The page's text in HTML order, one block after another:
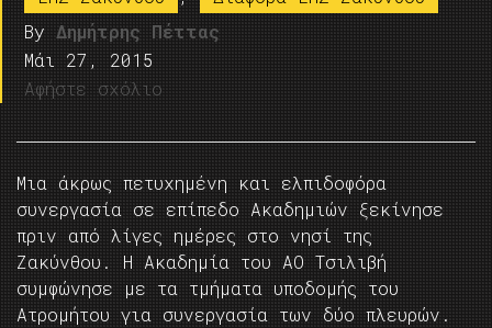
By Δημήτρης Πέττας
Μάι 27, 2015
Αφήστε σχόλιο
Μια άκρως πετυχημένη και ελπιδοφόρα
συνεργασία σε επίπεδο Ακαδημιών ξεκίνησε
πριν από λίγες ημέρες στο νησί της
Ζακύνθου. Η Ακαδημία του ΑΟ Τσιλιβή
συμφώνησε με τα τμήματα υποδομής του
Ατρομήτου για συνεργασία των δύο πλευρών.